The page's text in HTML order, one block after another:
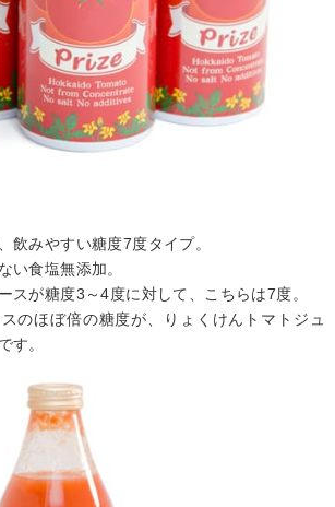
飲みやすい糖度7度タイプ。
い食塩無添加。
スが糖度3～4度に対して、こちらは7度。
のほぼ倍の糖度が、りょくけんトマトジュ
す。